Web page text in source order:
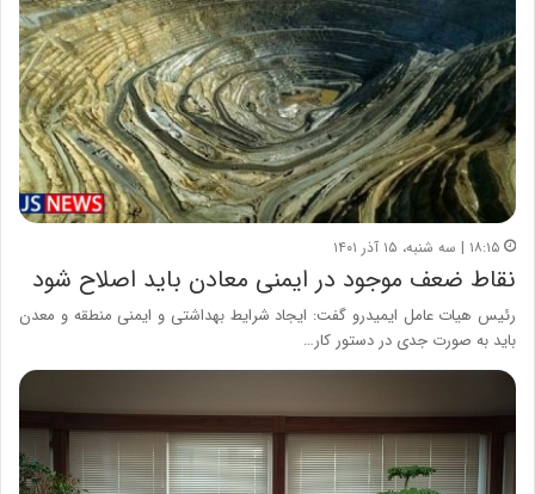
۱۸:۱۵ | سه شنبه، ۱۵ آذر ۱۴۰۱
نقاط ضعف موجود در ایمنی معادن باید اصلاح شود
رئیس هیات عامل ایمیدرو گفت: ایجاد شرایط بهداشتی و ایمنی منطقه و معدن
باید به صورت جدی در دستور کار…